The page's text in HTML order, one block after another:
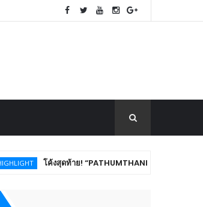
โค้งสุดท้าย! “PATHUMTHANI Creative Tourism